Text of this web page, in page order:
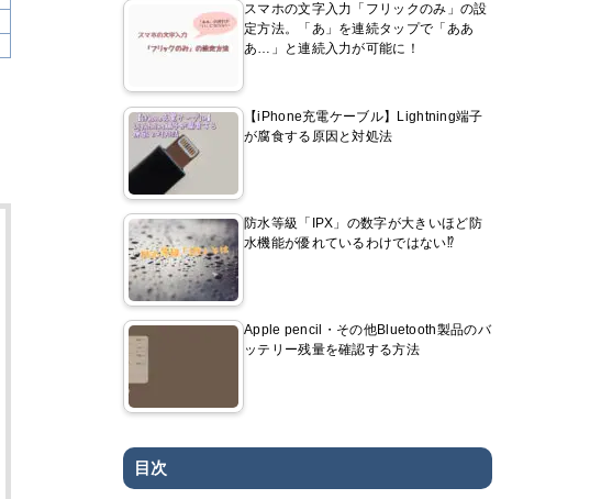
スマホの文字入力「フリックのみ」の設
定方法。「あ」を連続タップで「ああ
あ…」と連続入力が可能に！
【iPhone充電ケーブル】Lightning端子
が腐食する原因と対処法
防水等級「IPX」の数字が大きいほど防
水機能が優れているわけではない⁉
Apple pencil・その他Bluetooth製品のバ
ッテリー残量を確認する方法
目次